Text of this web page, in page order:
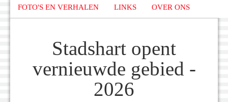
FOTO'S EN VERHALEN LINKS OVER ONS
Stadshart opent
vernieuwde gebied -
2026